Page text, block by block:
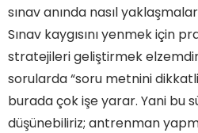
sınav anında nasıl
Sınav kaygısını yenmek için
stratejileri geliştirmek
sorularda “soru metnini
burada çok işe yarar. Yani bu
düşünebiliriz; antrenman